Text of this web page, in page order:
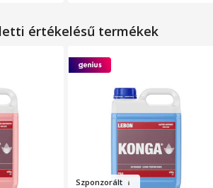
értékelésű termékek
Szponzorált